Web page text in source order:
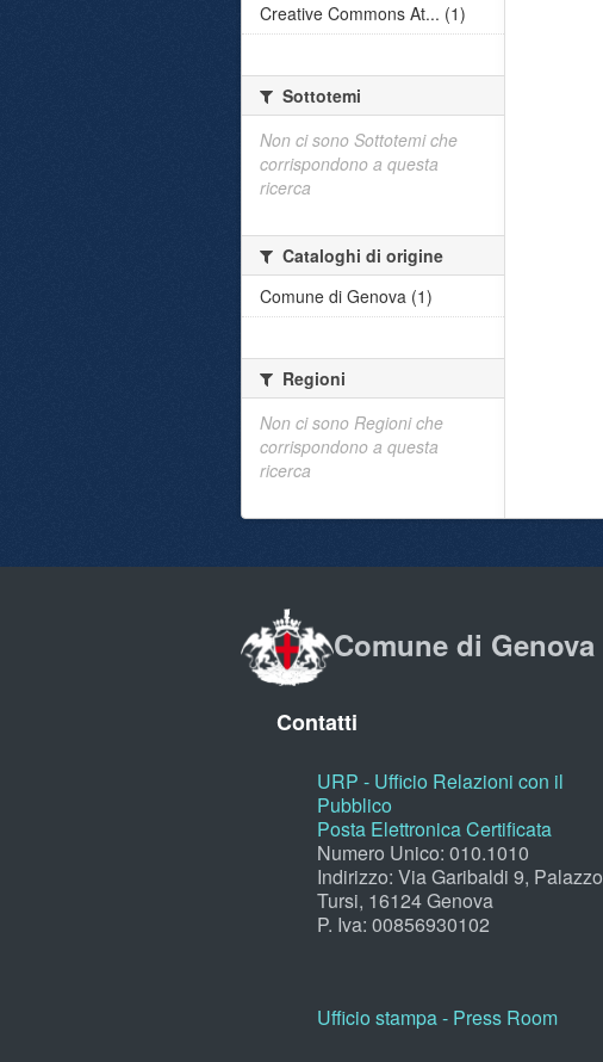
Creative Commons At... (1)
Sottotemi
Non ci sono Sottotemi che
corrispondono a questa
ricerca
Cataloghi di origine
Comune di Genova (1)
Regioni
Non ci sono Regioni che
corrispondono a questa
ricerca
Comune di Genova
Contatti
URP - Ufficio Relazioni con il
Pubblico
Posta Elettronica Certificata
Numero Unico: 010.1010
Indirizzo: Via Garibaldi 9, Palazzo
Tursi, 16124 Genova
P. Iva: 00856930102
Ufficio stampa - Press Room